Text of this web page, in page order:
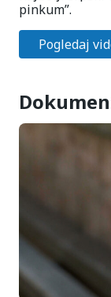
pinkum”.
Pogledaj